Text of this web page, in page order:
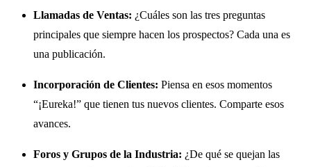
Llamadas de Ventas: ¿Cuáles son las tres preguntas
principales que siempre hacen los prospectos? Cada una es
una publicación.
Incorporación de Clientes: Piensa en esos momentos
“¡Eureka!” que tienen tus nuevos clientes. Comparte esos
avances.
Foros y Grupos de la Industria: ¿De qué se quejan las